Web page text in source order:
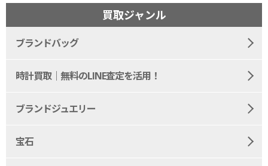
買取ジャンル
ブランドバッグ
時計買取｜無料のLINE査定を活用！
ブランドジュエリー
宝石